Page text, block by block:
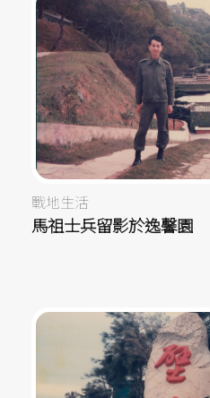
戰地生活
馬祖士兵留影於逸馨園